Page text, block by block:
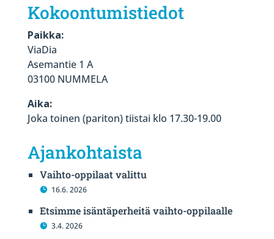
Kokoontumistiedot
Paikka:
ViaDia
Asemantie 1 A
03100 NUMMELA
Aika:
Joka toinen (pariton) tiistai klo 17.30-19.00
Ajankohtaista
Vaihto-oppilaat valittu
16.6. 2026
Etsimme isäntäperheitä vaihto-oppilaalle
3.4. 2026